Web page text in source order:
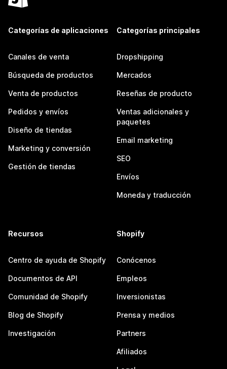
Categorías de aplicaciones
Canales de venta
Búsqueda de productos
Venta de productos
Pedidos y envíos
Diseño de tiendas
Marketing y conversión
Gestión de tiendas
Categorías principales
Dropshipping
Mercados
Reseñas de producto
Ventas adicionales y
paquetes
Email marketing
SEO
Envíos
Moneda y traducción
Recursos
Centro de ayuda de Shopify
Documentos de API
Comunidad de Shopify
Blog de Shopify
Investigación
Shopify
Conócenos
Empleos
Inversionistas
Prensa y medios
Partners
Afiliados